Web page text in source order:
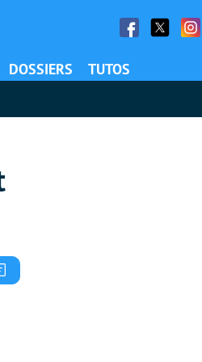
Facebook
Twitter
DOSSIERS TUTOS
Commentaires